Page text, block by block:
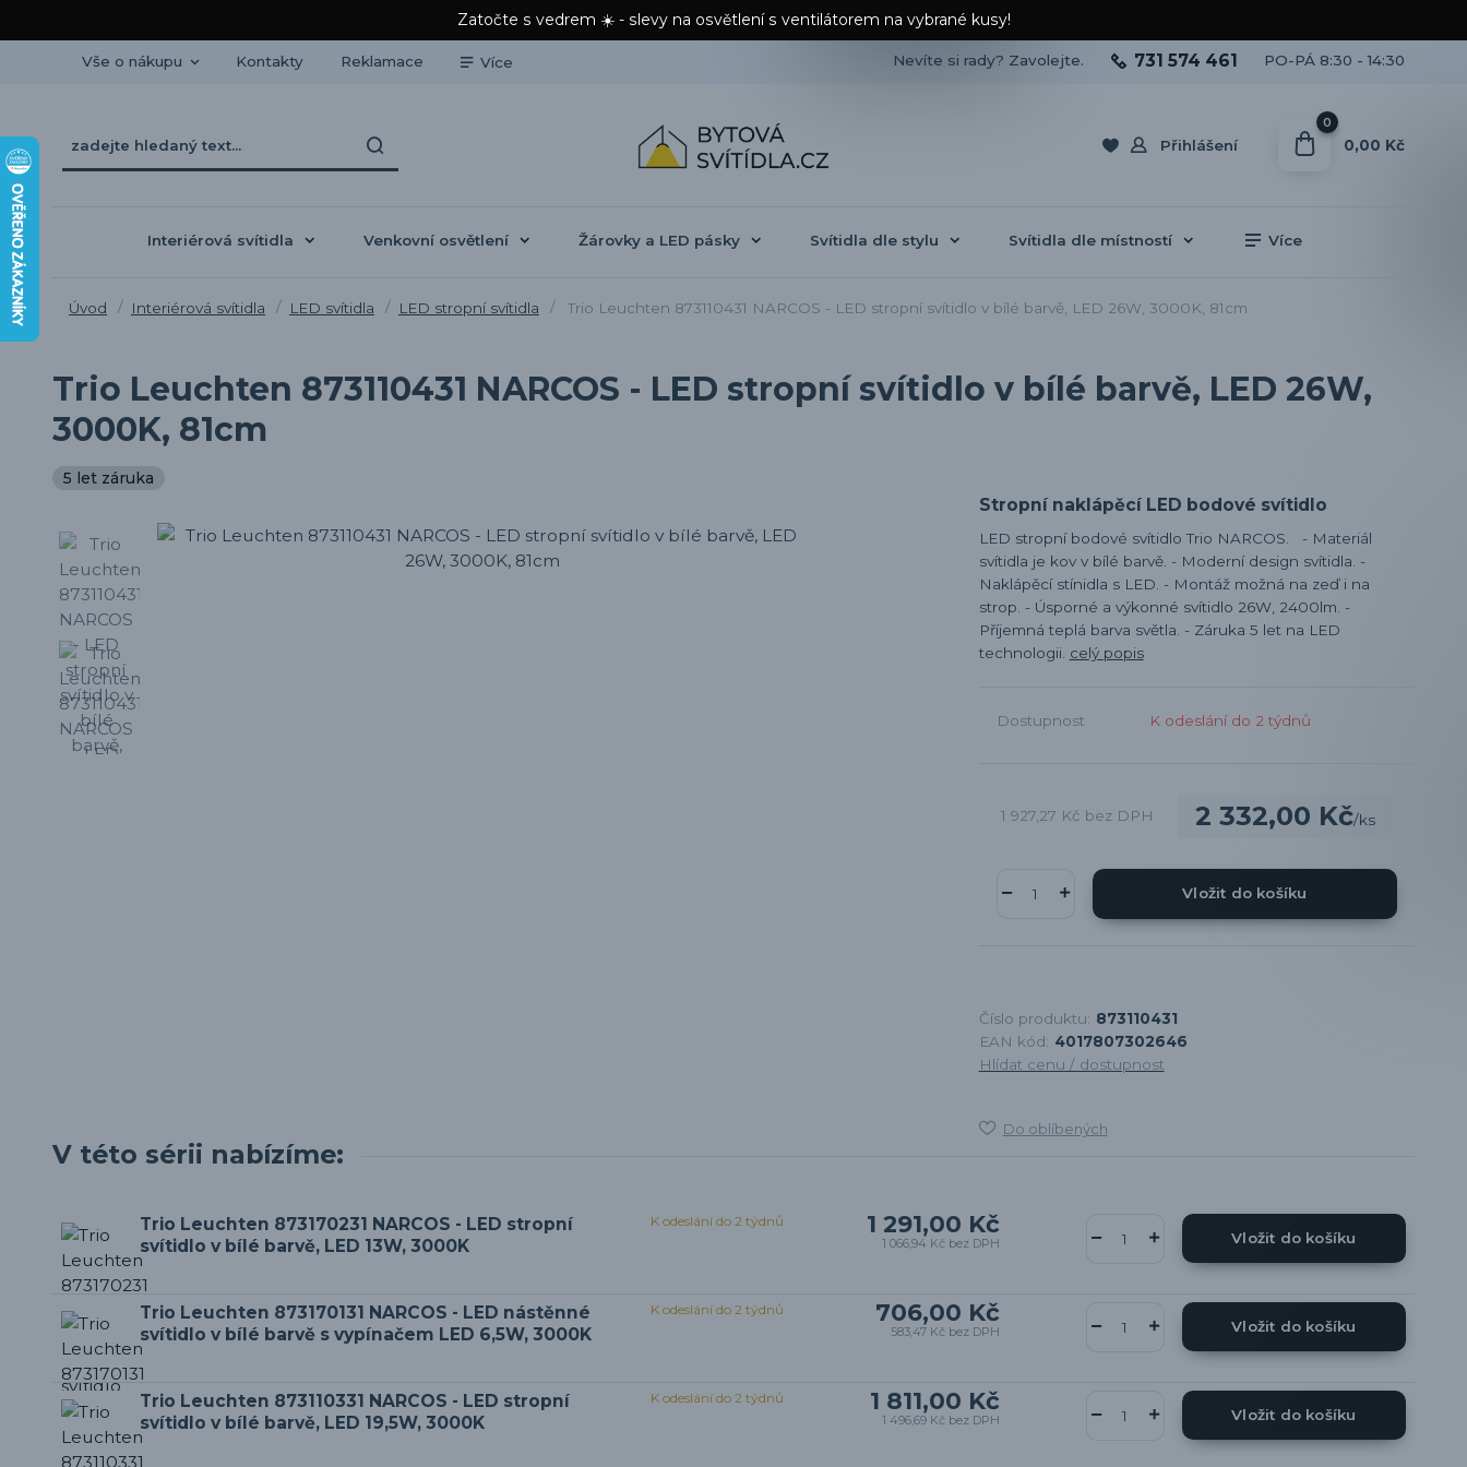
Zatočte s vedrem ☀️ - slevy na osvětlení s ventilátorem na vybrané kusy!
Vše o nákupu Kontakty Reklamace Více
Přihlášení
Nevíte si rady? Zavolejte. 731 574 461 PO-PÁ 8:30 - 14:30
0
0,00 Kč
Interiérová svítidla Venkovní osvětlení Žárovky a LED pásky Svítidla dle stylu Svítidla dle místností Více
Úvod Interiérová svítidla LED svítidla LED stropní svítidla Trio Leuchten 873110431 NARCOS - LED stropní svítidlo v bílé barvě, LED 26W, 3000K, 81cm
Trio Leuchten 873110431 NARCOS - LED stropní svítidlo v bílé barvě, LED 26W,
3000K, 81cm
5 let záruka
Stropní naklápěcí LED bodové svítidlo
LED stropní bodové svítidlo Trio NARCOS. - Materiál
svítidla je kov v bílé barvě. - Moderní design svítidla. -
Naklápěcí stínidla s LED. - Montáž možná na zeď i na
strop. - Úsporné a výkonné svítidlo 26W, 2400lm. -
Příjemná teplá barva světla. - Záruka 5 let na LED
technologii. celý popis
Dostupnost K odeslání do 2 týdnů
2 332,00 Kč/ks
1 927,27 Kč bez DPH
Vložit do košíku
Číslo produktu: 873110431
EAN kód: 4017807302646
Hlídat cenu / dostupnost
Do oblíbených
V této sérii nabízíme:
Trio Leuchten 873170231 NARCOS - LED stropní
svítidlo v bílé barvě, LED 13W, 3000K
1 291,00 Kč
1 066,94 Kč bez DPH
K odeslání do 2 týdnů
Vložit do košíku
Trio Leuchten 873170131 NARCOS - LED nástěnné
svítidlo v bílé barvě s vypínačem LED 6,5W, 3000K
706,00 Kč
583,47 Kč bez DPH
K odeslání do 2 týdnů
Vložit do košíku
Trio Leuchten 873110331 NARCOS - LED stropní
svítidlo v bílé barvě, LED 19,5W, 3000K
1 811,00 Kč
1 496,69 Kč bez DPH
K odeslání do 2 týdnů
Vložit do košíku